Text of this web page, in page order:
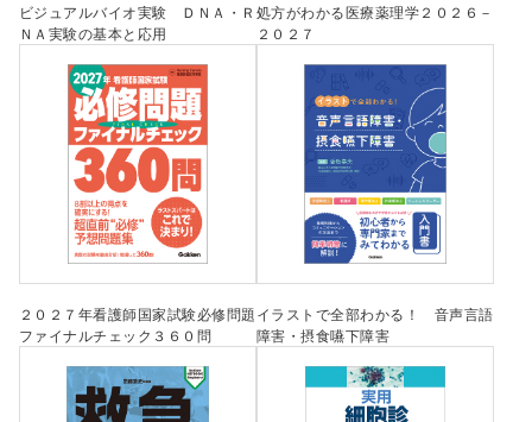
ビジュアルバイオ実験 ＤＮＡ・Ｒ
ＮＡ実験の基本と応用
処方がわかる医療薬理学２０２６－
２０２７
２０２７年看護師国家試験必修問題
ファイナルチェック３６０問
イラストで全部わかる！ 音声言語
障害・摂食嚥下障害